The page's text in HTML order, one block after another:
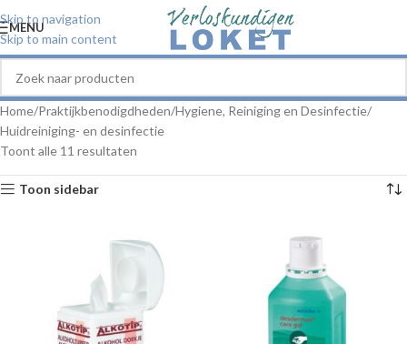
Skip to navigation
Skip to main content
MENU
Home Praktijkbenodigdheden Hygiene, Reiniging en Desinfectie
Huidreiniging- en desinfectie
Toont alle 11 resultaten
Toon sidebar